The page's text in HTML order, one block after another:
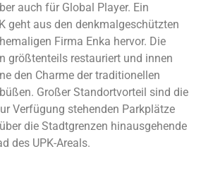
auch für Global Player. Ein
geht aus den denkmalgeschützten
Firma Enka hervor. Die
größtenteils restauriert und innen
den Charme der traditionellen
Großer Standortvorteil sind die
Verfügung stehenden Parkplätze
die Stadtgrenzen hinausgehende
des UPK-Areals.